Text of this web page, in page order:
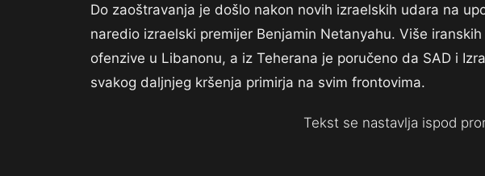
Do zaoštravanja je došlo nakon novih izraelskih udara na
naredio izraelski premijer Benjamin Netanyahu. Više
ofenzive u Libanonu, a iz Teherana je poručeno da SAD i
svakog daljnjeg kršenja primirja na svim frontovima.
Tekst se nastavlja ispod